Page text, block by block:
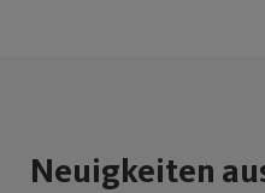
Neuigkeiten